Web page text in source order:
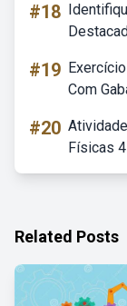
#18
#19
Com
#20
Físicas
Related Posts